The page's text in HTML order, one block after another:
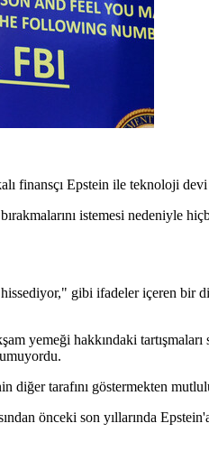
finansçı Epstein ile teknoloji devi
istemesi nedeniyle
gibi ifadeler içeren bir
yemeği hakkındaki tartışmaları
tarafını göstermekten
önceki son yıllarında